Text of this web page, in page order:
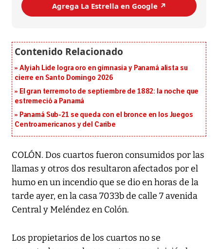
Agrega La Estrella en Google ↗️
Alyiah Lide logra oro en gimnasia y Panamá alista su
cierre en Santo Domingo 2026
El gran terremoto de septiembre de 1882: la noche que
estremeció a Panamá
Panamá Sub-21 se queda con el bronce en los Juegos
Centroamericanos y del Caribe
COLÓN. Dos cuartos fueron consumidos por las
llamas y otros dos resultaron afectados por el
humo en un incendio que se dio en horas de la
tarde ayer, en la casa 7033b de calle 7 avenida
Central y Meléndez en Colón.
Los propietarios de los cuartos no se